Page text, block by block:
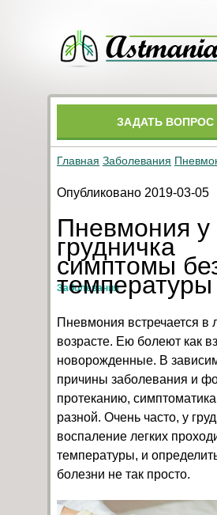
ЗАДАТЬ ВОПРОС
Главная Заболевания
Опубликовано 2019-03-05
Пневмония у
грудничка
симптомы
температуры
Заболевания
Пневмония встречается в
возрасте. Ею болеют как
новорожденные. В
причины заболевания и
протеканию,
разной. Очень часто, у
воспаление легких
температуры, и
болезни не так просто.